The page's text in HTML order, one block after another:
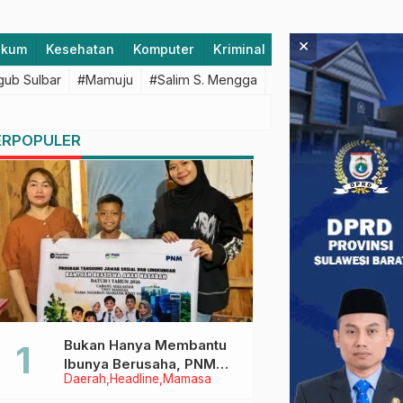
Kesehatan Komputer Kriminal Lifestyle
Sulbar #Mamuju #Salim S. Mengga #featured #Polda
Daerah Headline Mamasa
Bukan Hanya Membantu
Ibunya Berusaha, PNM
Juga Menjaga Mimpi
×